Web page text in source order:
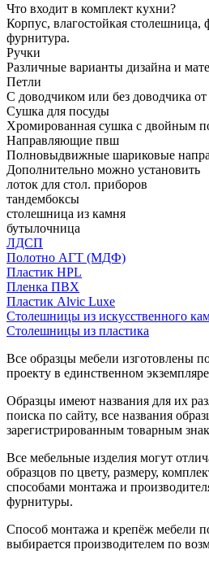
Что входит в комплект кухни?
Корпус, влагостойкая столешница,
фурнитура.
Ручки
Различные варианты дизайна и
Петли
С доводчиком или без доводчика
Сушка для посуды
Хромированная сушка с двойным
Направляющие пвш
Полновыдвижные шариковые
Дополнительно можно установить
лоток для стол. приборов
тандембоксы
столешница из камня
бутылочница
ЛДСП
Полотно АГТ (МДФ)
Пластик HPL
Пленка ПВХ
Пластик Alvic Luxe
Столешницы из искусственного
Столешницы из пластика
Все образцы мебели изготовлены
проекту в единственном
Образцы имеют названия для их
поиска по сайту, все названия
зарегистрированным товарным
Все мебельные изделия могут
образцов по цвету, размеру,
способами монтажа и
фурнитуры.
Способ монтажа и крепёж мебели
выбирается производителем по